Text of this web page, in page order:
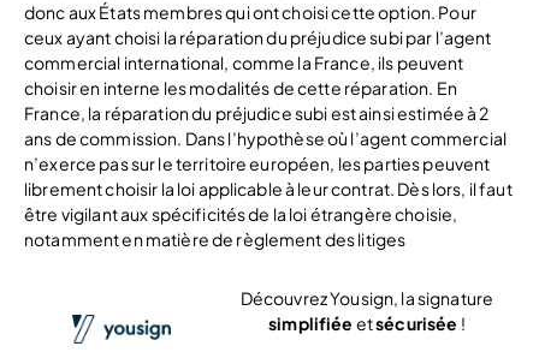
donc aux États membres qui ont choisi cette option. Pour
ceux ayant choisi la réparation du préjudice subi par l’agent
commercial international, comme la France, ils peuvent
choisir en interne les modalités de cette réparation. En
France, la réparation du préjudice subi est ainsi estimée à 2
ans de commission. Dans l’hypothèse où l’agent commercial
n’exerce pas sur le territoire européen, les parties peuvent
librement choisir la loi applicable à leur contrat. Dès lors, il faut
être vigilant aux spécificités de la loi étrangère choisie,
notamment en matière de règlement des litiges
Découvrez Yousign, la signature
simplifiée etsécurisée !